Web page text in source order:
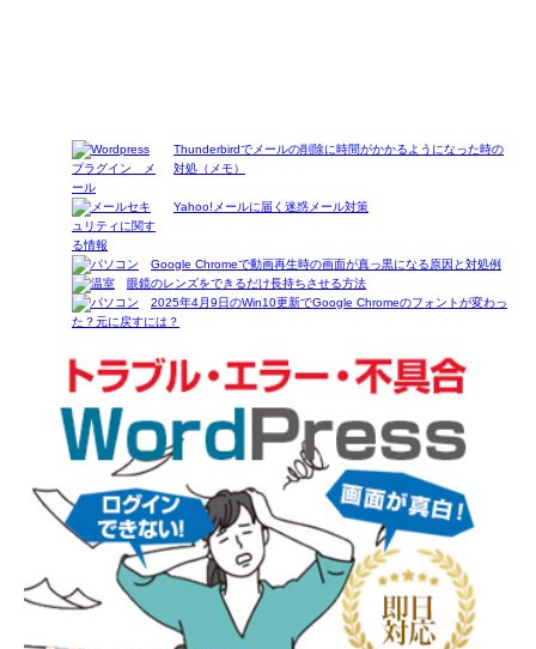
Thunderbirdでメールの削除に時間がかかるようになった時の
対処（メモ）
Yahoo!メールに届く迷惑メール対策
Google Chromeで動画再生時の画面が真っ黒になる原因と対処例
眼鏡のレンズをできるだけ長持ちさせる方法
2025年4月9日のWin10更新でGoogle Chromeのフォントが変わっ
た？元に戻すには？